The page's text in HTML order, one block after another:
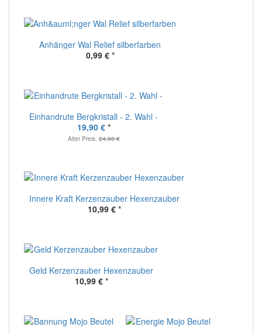
Anhänger Wal Relief silberfarben
0,99 € *
Einhandrute Bergkristall - 2. Wahl -
19,90 € *
Alter Preis:24,90 €
Innere Kraft Kerzenzauber Hexenzauber
10,99 € *
Geld Kerzenzauber Hexenzauber
10,99 € *